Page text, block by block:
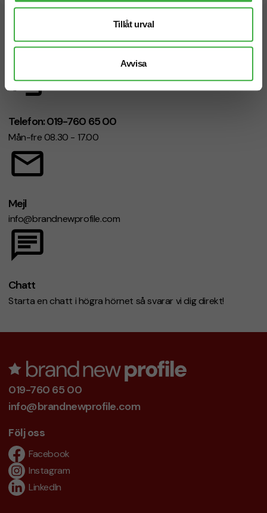
Tillåt urval
Avvisa
Vi hjälper dig gärna!
Telefon: 019-760 65 00
Mån-fre 08.30 - 17.00
Mejl
info@brandnewprofile.com
Chatt
Starta en chatt i högra hörnet så svarar vi dig direkt!
019-760 65 00
info@brandnewprofile.com
Följ oss
Facebook
Instagram
LinkedIn